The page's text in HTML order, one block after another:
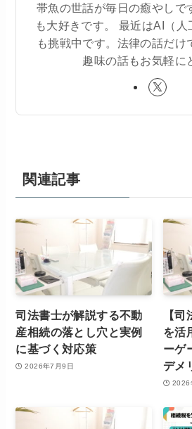
帯魚の世話が毎日の癒やしで
も大好きです。 最近はAI（人
も挑戦中です。法律の話だけ
趣味の話もお気軽に
関連記事
司法書士が解説する不動
産相続の落とし穴と実例
に基づく対応策
2026年7月9日
【
を活
ーゲ
デメ
2026